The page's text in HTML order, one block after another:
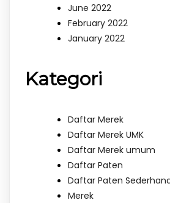
June 2022
February 2022
January 2022
Kategori
Daftar Merek
Daftar Merek UMK
Daftar Merek umum
Daftar Paten
Daftar Paten
Merek